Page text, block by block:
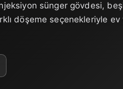
sünger gövdesi,
döşeme seçenekleriyle ev